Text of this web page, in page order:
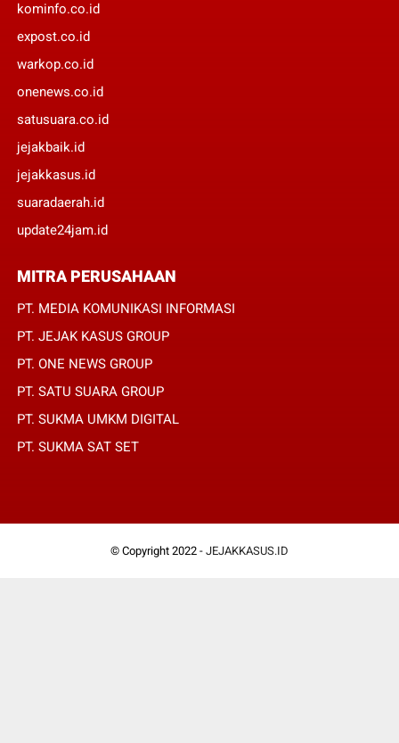
kominfo.co.id
expost.co.id
warkop.co.id
onenews.co.id
satusuara.co.id
jejakbaik.id
jejakkasus.id
suaradaerah.id
update24jam.id
MITRA PERUSAHAAN
PT. MEDIA KOMUNIKASI INFORMASI
PT. JEJAK KASUS GROUP
PT. ONE NEWS GROUP
PT. SATU SUARA GROUP
PT. SUKMA UMKM DIGITAL
PT. SUKMA SAT SET
© Copyright 2022 - JEJAKKASUS.ID